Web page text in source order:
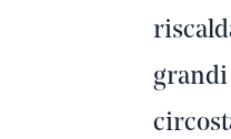
grandi